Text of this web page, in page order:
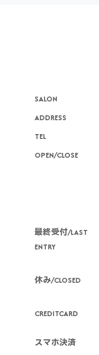
SALON
ADDRESS
TEL
OPEN/CLOSE
最終受付/LAST
ENTRY
休み/CLOSED
CREDITCARD
スマホ決済